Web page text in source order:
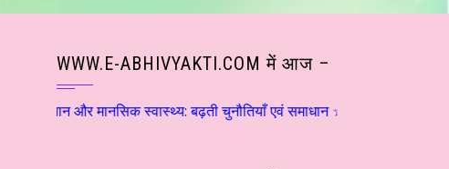
WWW.E-ABHIVYAKTI.COM में आज –
मानसिक स्वास्थ्य: बढ़ती चुनौतियाँ एवं समाधान ☆ डाॅ राकेश सक्सेना ☆